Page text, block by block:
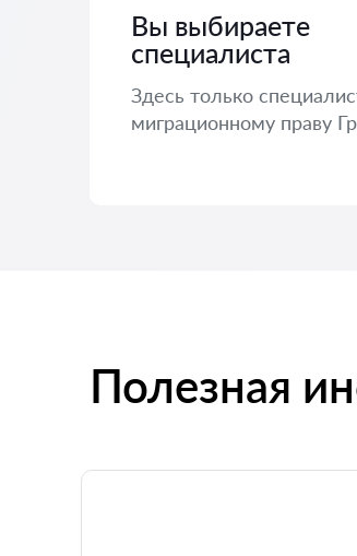
Вы выбираете
специалиста
Здесь только
миграционному праву
Полезная